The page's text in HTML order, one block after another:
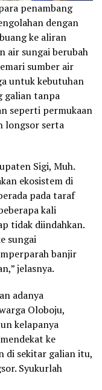
penambang
dengan
ke aliran
air sungai berubah
sumber air
untuk kebutuhan
galian tanpa
seperti permukaan
longsor serta
Sigi, Muh.
ekosistem di
pada taraf
kali
tidak diindahkan.
sungai
banjir
jelasnya.
adanya
Oloboju,
kelapanya
ke
di sekitar galian itu,
Syukurlah